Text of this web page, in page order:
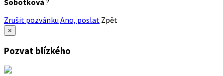
Zrušit pozvánku Ano, poslat Zpět
×
Pozvat blízkého